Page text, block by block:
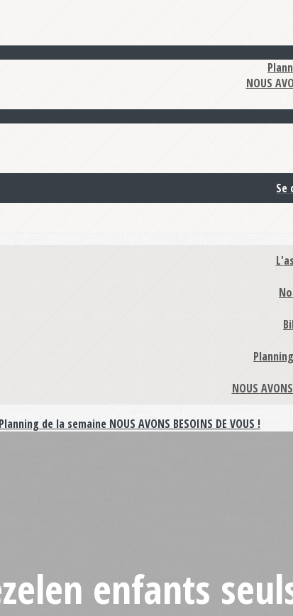
NOUS
Se
NOUS
Planning de la semaine NOUS AVONS BESOINS DE VOUS !
enfants